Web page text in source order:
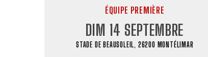
ÉQUIPE PREMIÈRE
DIM 14 SEPTEMBRE
STADE DE BEAUSOLEIL, 26200 MONTÉLIMAR